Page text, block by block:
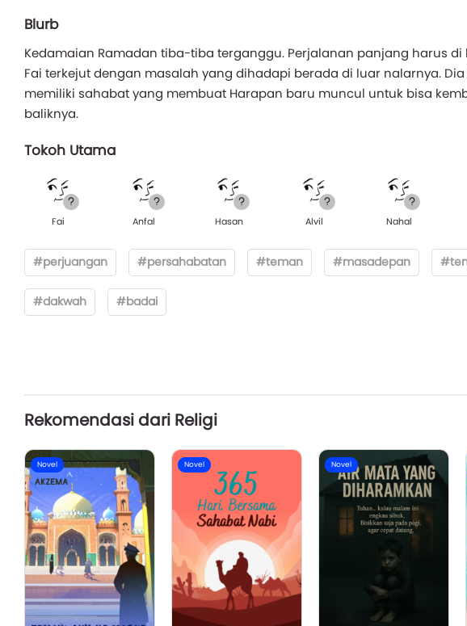
Blurb
Kedamaian Ramadan tiba-tiba terganggu. Perjalanan panjang harus
Fai terkejut dengan masalah yang dihadapi berada di luar nalarnya.
memiliki sahabat yang membuat Harapan baru muncul untuk bisa
baliknya.
Tokoh Utama
Fai Anfal Hasan Alvil Nahal
#perjuangan #persahabatan #teman #masadepan
#dakwah #badai
Rekomendasi dari Religi
Novel Novel Novel